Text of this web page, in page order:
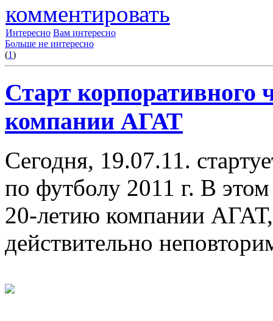
комментировать
Интересно Вам интересно
Больше не интересно
(1)
Старт корпоративного
компании АГАТ
Сегодня, 19.07.11.
по футболу 2011 г. В
20-летию компании АГАТ,
действительно